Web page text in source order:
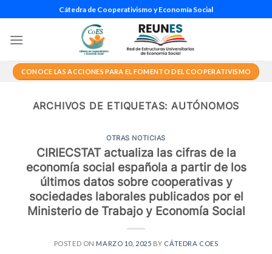
al
contenido
Cátedra de Cooperativismo y Economía Social
CONOCE LAS ACCIONES PARA EL FOMENTO DEL COOPERATIVISMO
ARCHIVOS DE ETIQUETAS:AUTÓNOMOS
OTRAS NOTICIAS
CIRIECSTAT actualiza las cifras de la
economía social española a partir de los
últimos datos sobre cooperativas y
sociedades laborales publicados por el
Ministerio de Trabajo y Economía Social
POSTED ON MARZO 10, 2025 BY CÁTEDRA COES